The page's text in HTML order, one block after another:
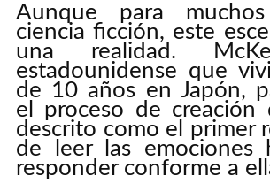
Aunque para
ciencia ficción, este
una realidad.
estadounidense que
de 10 años en Japón,
el proceso de creación
descrito como el primer
de leer las emociones
responder conforme a